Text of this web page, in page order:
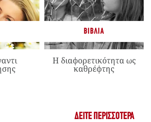
ΒΙΒΛΊΑ
Η διαφορετικότητα ως
καθρέφτης
ΔΕΊΤΕ ΠΕΡΙΣΣΌΤΕΡΑ